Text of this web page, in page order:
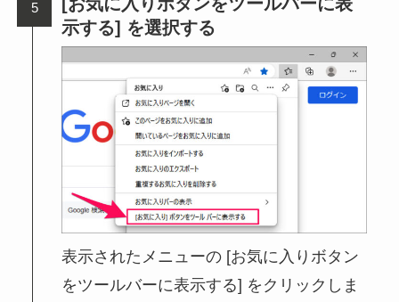
示する] を選択する
表示されたメニューの [お気に入りボタン
をツールバーに表示する] をクリックしま